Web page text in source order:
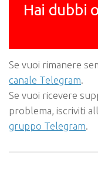
Hai dubbi
Se vuoi rimanere
canale Telegram
Se vuoi ricevere
problema, iscriviti
gruppo Telegram